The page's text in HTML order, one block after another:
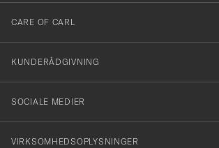
till
vårt
nyhetsbrev!
CARE OF CARL
KUNDERÅDGIVNING
SOCIALE MEDIER
VIRKSOMHEDSOPLYSNINGER